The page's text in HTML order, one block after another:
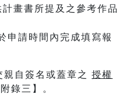
計畫書所提及之參考作品
申請時間內完成填寫報
親自簽名或蓋章之 授權
錄三】。